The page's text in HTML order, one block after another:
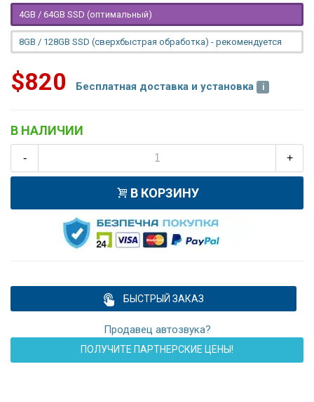
4GB / 64GB SSD (оптимальный)
8GB / 128GB SSD (сверхбыстрая обработка) - рекомендуется
$820 Бесплатная доставка и установка
В НАЛИЧИИ
- +
В КОРЗИНУ
БЫСТРЫЙ ЗАКАЗ
Продавец автозвука?
ПОЛУЧИТЕ ПАРТНЕРСКИЕ ЦЕНЫ!